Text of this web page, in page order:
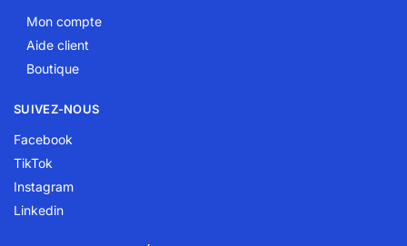
Mon compte
Aide client
Boutique
SUIVEZ-NOUS
Facebook
TikTok
Instagram
Linkedin